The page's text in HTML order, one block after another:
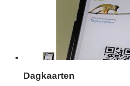
Dagkaarten